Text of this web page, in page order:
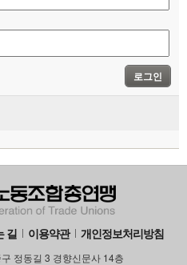
로그인
길 이용약관 개인정보처리방침
정동길 3 경향신문사 14층